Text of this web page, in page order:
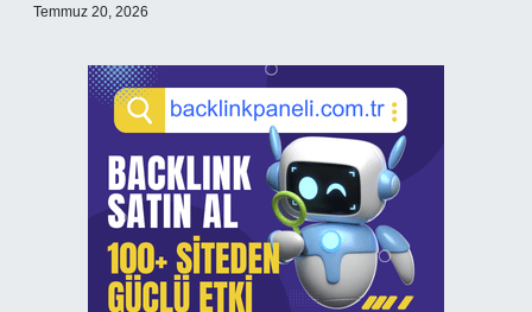
Temmuz 20, 2026